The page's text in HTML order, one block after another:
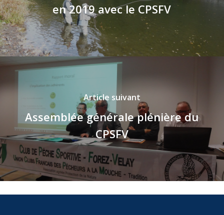
en 2019 avec le CPSFV
Article suivant
Assemblée générale plénière du
CPSFV